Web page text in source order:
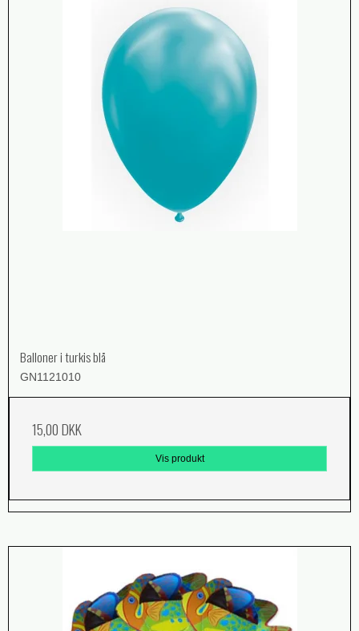
Balloner i turkis blå
GN1121010
15,00 DKK
Vis produkt